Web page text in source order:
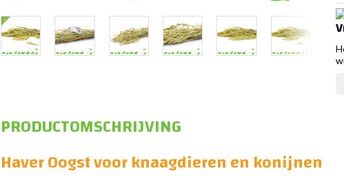
PRODUCTOMSCHRIJVING
Haver Oogst voor knaagdieren en konijnen